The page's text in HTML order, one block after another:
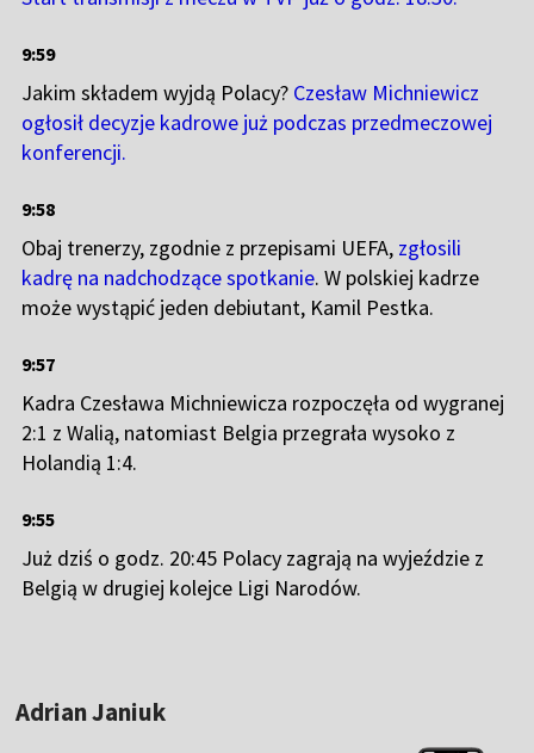
9:59
Jakim składem wyjdą Polacy? Czesław Michniewicz
ogłosił decyzje kadrowe już podczas przedmeczowej
konferencji.
9:58
Obaj trenerzy, zgodnie z przepisami UEFA, zgłosili
kadrę na nadchodzące spotkanie. W polskiej kadrze
może wystąpić jeden debiutant, Kamil Pestka.
9:57
Kadra Czesława Michniewicza rozpoczęła od wygranej
2:1 z Walią, natomiast Belgia przegrała wysoko z
Holandią 1:4.
9:55
Już dziś o godz. 20:45 Polacy zagrają na wyjeździe z
Belgią w drugiej kolejce Ligi Narodów.
Adrian Janiuk